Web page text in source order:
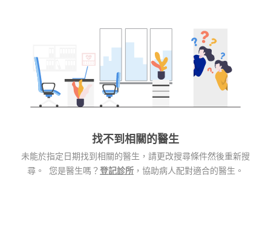
找不到相關的醫生
未能於指定日期找到相關的醫生，請更改搜尋條件然後重新搜
尋。 您是醫生嗎？登記診所 ，協助病人配對適合的醫生。